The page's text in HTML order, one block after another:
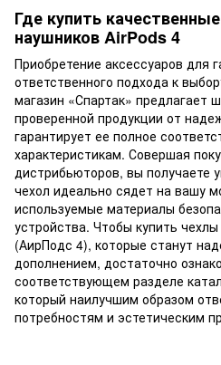
Где купить
наушников AirPods 4
Приобретение аксессуаров для
ответственного подхода к
магазин «Спартак» предлагает
проверенной продукции от
гарантирует ее полное
характеристикам. Совершая
дистрибьюторов, вы получаете
чехол идеально сядет на вашу
используемые материалы
устройства. Чтобы купить
(АирПодс 4), которые станут
дополнением, достаточно
соответствующем разделе
который наилучшим образом
потребностям и эстетическим